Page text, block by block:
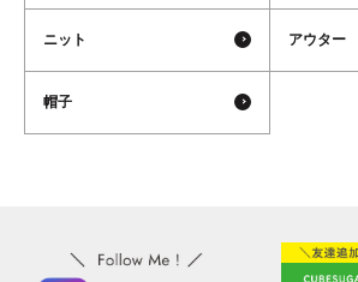
ニット アウター
帽子